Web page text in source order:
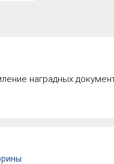
наградных